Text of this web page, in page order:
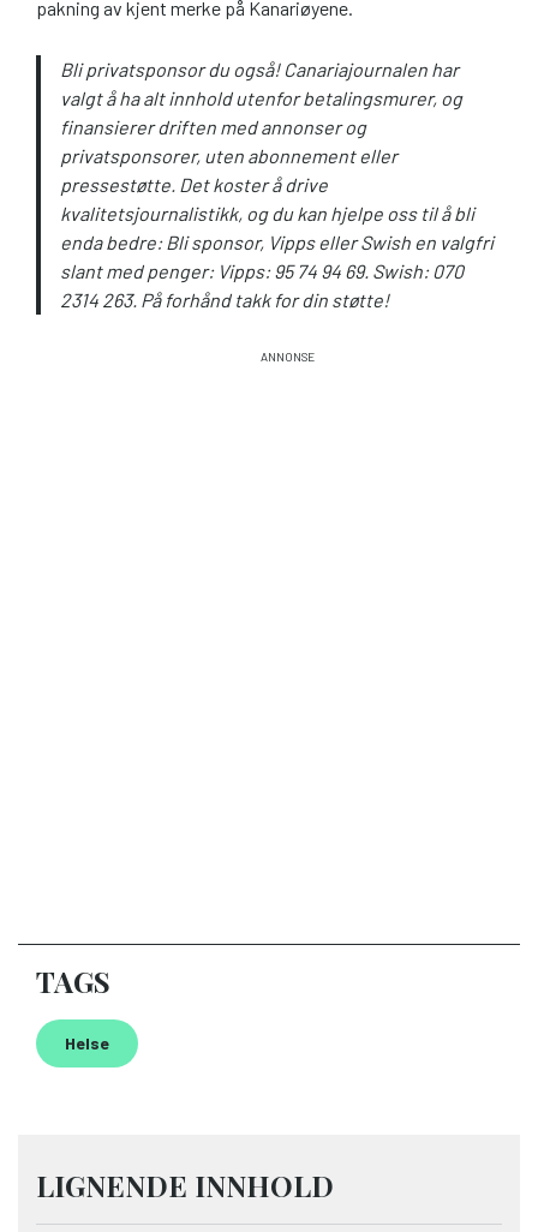
pakning av kjent merke på Kanariøyene.
Bli privatsponsor du også! Canariajournalen har
valgt å ha alt innhold utenfor betalingsmurer, og
finansierer driften med annonser og
privatsponsorer, uten abonnement eller
pressestøtte. Det koster å drive
kvalitetsjournalistikk, og du kan hjelpe oss til å bli
enda bedre: Bli sponsor, Vipps eller Swish en valgfri
slant med penger: Vipps: 95 74 94 69. Swish: 070
2314 263. På forhånd takk for din støtte!
TAGS
Helse
LIGNENDE INNHOLD